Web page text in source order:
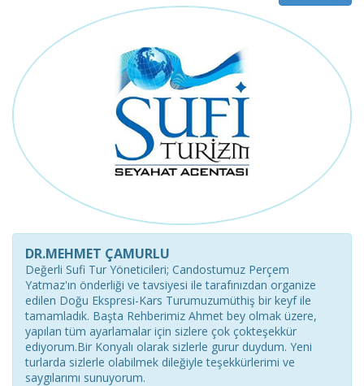
DR.MEHMET ÇAMURLU
Değerli Sufi Tur Yöneticileri; Candostumuz Perçem
Yatmaz'ın önderliği ve tavsiyesi ile tarafınızdan organize
edilen Doğu Ekspresi-Kars Turumuzumüthiş bir keyf ile
tamamladık. Başta Rehberimiz Ahmet bey olmak üzere,
yapılan tüm ayarlamalar için sizlere çok çokteşekkür
ediyorum.Bir Konyalı olarak sizlerle gurur duydum. Yeni
turlarda sizlerle olabilmek dileğiyle teşekkürlerimi ve
saygılarımı sunuyorum.